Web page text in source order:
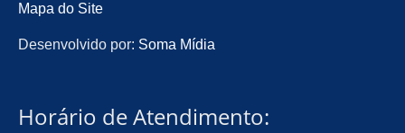
Mapa do Site
Desenvolvido por: Soma Mídia
Horário de Atendimento: